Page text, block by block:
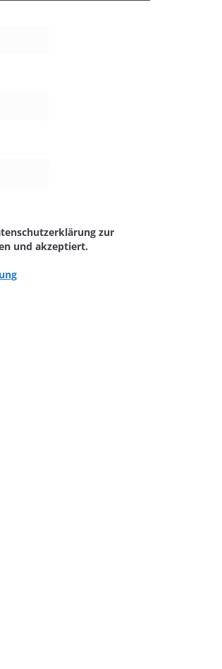
zur
und akzeptiert.